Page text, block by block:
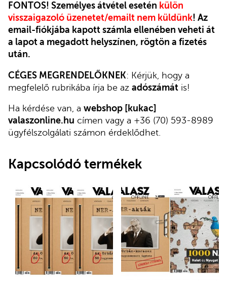
FONTOS! Személyes átvétel esetén külön
visszaigazoló üzenetet/emailt nem küldünk! Az
email-fiókjába kapott számla ellenében veheti át
a lapot a megadott helyszínen, rögtön a fizetés
után.
CÉGES MEGRENDELŐKNEK: Kérjük, hogy a
megfelelő rubrikába írja be az adószámát is!
Ha kérdése van, a webshop [kukac]
valaszonline.hu címen vagy a +36 (70) 593-8989
ügyfélszolgálati számon érdeklődhet.
Kapcsolódó termékek